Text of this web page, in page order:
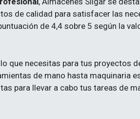
de calidad para satisfacer las
de 4,4 sobre 5 según la
que necesitas para tus proyectos
de mano hasta maquinaria
para llevar a cabo tus tareas de